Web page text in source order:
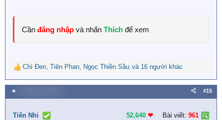
Cần đăng nhập và nhấn Thích để xem
R
e
a
c
i
Chì Đen, Tiên Phan, Ngọc Thiền Sầu và 16 người khác
★ #15
Tiên Nhi 52,640 ❤︎ Bài viết: 961